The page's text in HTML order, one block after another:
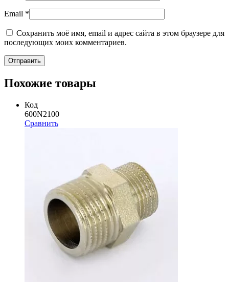
Email *
Сохранить моё имя, email и адрес сайта в этом браузере для
последующих моих комментариев.
Похожие товары
Код
600N2100
Сравнить